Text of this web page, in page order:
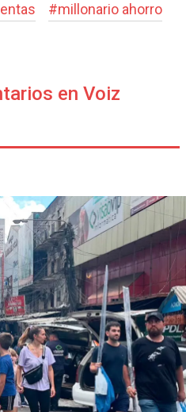
#millonario ahorro
en Voiz